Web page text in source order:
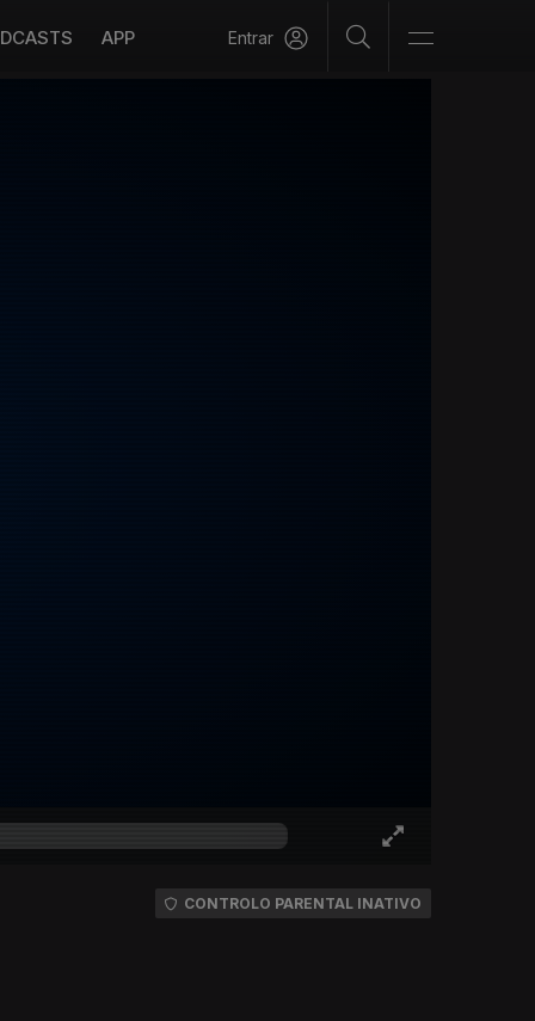
APP Entrar
CONTROLO PARENTAL INATIVO